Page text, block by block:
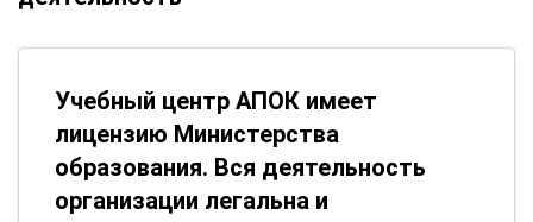
Учебный центр АПОК имеет
лицензию Министерства
образования. Вся деятельность
организации легальна и